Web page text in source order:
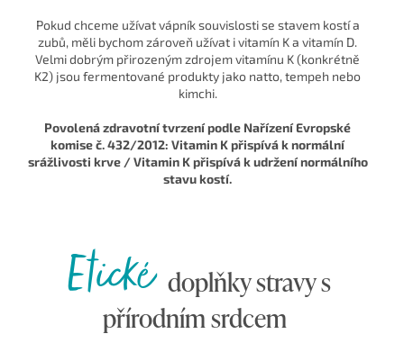
Pokud chceme užívat vápník souvislosti se stavem kostí a
zubů, měli bychom zároveň užívat i vitamín K a vitamín D.
Velmi dobrým přirozeným zdrojem vitamínu K (konkrétně
K2) jsou fermentované produkty jako natto, tempeh nebo
kimchi.
Povolená zdravotní tvrzení podle Nařízení Evropské
komise č. 432/2012: Vitamin K přispívá k normální
srážlivosti krve / Vitamin K přispívá k udržení normálního
stavu kostí.
Etickédoplňky stravy s
přírodním srdcem